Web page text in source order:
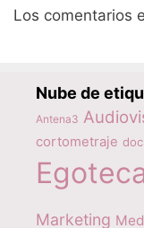
Los comentarios
Nube de
Antena3
cortometraje
Marketing